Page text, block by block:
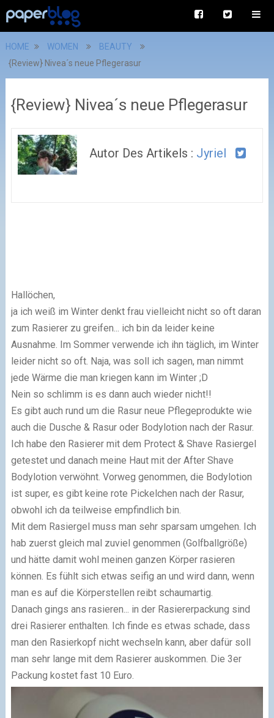
HOME WOMEN
BEAUTY
{Review} Nivea´s neue Pflegerasur
{Review} Nivea´s neue Pflegerasur
Autor Des Artikels : Jyriel
Hallöchen,
ja ich weiß im Winter denkt frau vielleicht nicht so oft daran
zum Rasierer zu greifen... ich bin da leider keine
Ausnahme. Im Sommer verwende ich ihn täglich, im Winter
leider nicht so oft. Naja, was soll ich sagen, man nimmt
jede Wärme die man kriegen kann im Winter ;D
Nein so schlimm is es dann auch wieder nicht!!
Es gibt auch rund um die Rasur neue Pflegeprodukte wie
auch die Dusche & Rasur oder Bodylotion nach der Rasur.
Ich habe den Rasierer mit dem Protect & Shave Rasiergel
getestet und danach meine Haut mit der After Shave
Bodylotion verwöhnt. Vorweg genommen, die Bodylotion
ist super, es gibt keine rote Pickelchen nach der Rasur,
obwohl ich da teilweise empfindlich bin.
Mit dem Rasiergel muss man sehr sparsam umgehen. Ich
hab zuerst gleich mal zuviel genommen (Golfballgröße)
und hätte damit wohl meinen ganzen Körper rasieren
können. Es fühlt sich etwas seifig an und wird dann, wenn
man es auf die Körperstellen reibt schaumartig.
Danach gings ans rasieren... in der Rasiererpackung sind
drei Rasierer enthalten. Ich finde es etwas schade, dass
man den Rasierkopf nicht wechseln kann, aber dafür soll
man sehr lange mit dem Rasierer auskommen. Die 3er
Packung kostet fast 10 Euro.